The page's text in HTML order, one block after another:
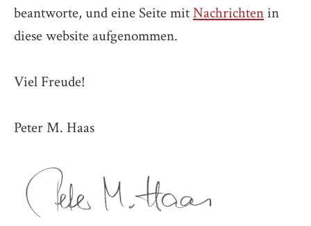
beantworte, und eine Seite mitNachrichtenin
diese website aufgenommen.
Viel Freude!
Peter M. Haas